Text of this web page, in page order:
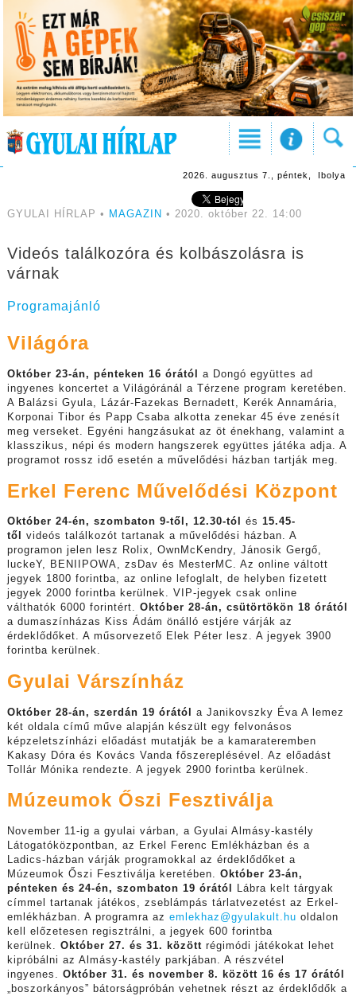
2026. augusztus 7., péntek, Ibolya
GYULAI HÍRLAP • MAGAZIN • 2020. október 22. 14:00
Videós találkozóra és kolbászolásra is
várnak
Programajánló
Világóra
Október 23-án, pénteken 16 órától
a Dongó együttes ad
ingyenes koncertet a Világóránál a Térzene program keretében.
A Balázsi Gyula, Lázár-Fazekas Bernadett, Kerék Annamária,
Korponai Tibor és Papp Csaba alkotta zenekar 45 éve zenésít
meg verseket. Egyéni hangzásukat az öt énekhang, valamint a
klasszikus, népi és modern hangszerek együttes játéka adja. A
programot rossz idő esetén a művelődési házban tartják meg.
Erkel Ferenc Művelődési Központ
Október 24-én, szombaton 9-től, 12.30-tól és 15.45-
től
videós találkozót tartanak a művelődési házban. A
programon jelen lesz Rolix, OwnMcKendry, Jánosik Gergő,
luckeY, BENIIPOWA, zsDav és MesterMC. Az online váltott
jegyek 1800 forintba, az online lefoglalt, de helyben fizetett
jegyek 2000 forintba kerülnek. VIP-jegyek csak online
válthatók 6000 forintért. Október 28-án, csütörtökön 18 órától
a dumaszínházas Kiss Ádám önálló estjére várják az
érdeklődőket. A műsorvezető Elek Péter lesz. A jegyek 3900
forintba kerülnek.
Gyulai Várszínház
Október 28-án, szerdán 19 órától
a Janikovszky Éva A lemez
két oldala című műve alapján készült egy felvonásos
képzeletszínházi előadást mutatják be a kamarateremben
Kakasy Dóra és Kovács Vanda főszereplésével. Az előadást
Tollár Mónika rendezte. A jegyek 2900 forintba kerülnek.
Múzeumok Őszi Fesztiválja
November 11-ig a gyulai várban, a Gyulai Almásy-kastély
Látogatóközpontban, az Erkel Ferenc Emlékházban és a
Ladics-házban várják programokkal az érdeklődőket a
Múzeumok Őszi Fesztiválja keretében. Október 23-án,
pénteken és 24-én, szombaton 19 órától
Lábra kelt tárgyak
címmel tartanak játékos, zseblámpás tárlatvezetést az Erkel-
emlékházban. A programra az emlekhaz@gyulakult.hu oldalon
kell előzetesen regisztrálni, a jegyek 600 forintba
kerülnek. Október 27. és 31. között régimódi játékokat lehet
kipróbálni az Almásy-kastély parkjában. A részvétel
ingyenes. Október 31. és november 8. között 16 és 17 órától
„boszorkányos” bátorságpróbán vehetnek részt az érdeklődők a